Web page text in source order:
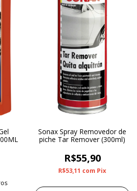
Sonax Spray Removedor de
piche Tar Remover (300ml)
R$55,90
R$53,11 com Pix